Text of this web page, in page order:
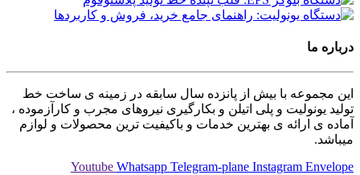
درباره ما
این مجموعه با بیش از پانزده سال سابقه در زمینه ی ساخت خط
تولید یونولیت و پلی اتیلن و بکارگیری نیروهای مجرب و کارآزموده ،
آماده ی ارائه ی بهترین خدمات و باکیفیت ترین محصولات و لوازم
میباشد.
Youtube Whatsapp Telegram-plane Instagram Envelope